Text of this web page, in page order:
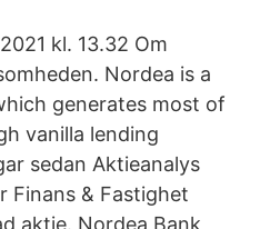
kl. 13.32 Om
Nordea is a
generates most of
vanilla lending
sedan Aktieanalys
Finans & Fastighet
aktie. Nordea Bank